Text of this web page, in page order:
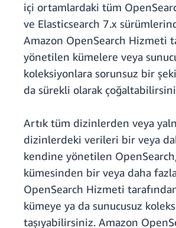
içi ortamlardaki tüm
ve Elasticsearch 7.x
Amazon OpenSearch Hizmeti
yönetilen kümelere veya
koleksiyonlara sorunsuz bir
da sürekli olarak
Artık tüm dizinlerden veya
dizinlerdeki verileri bir veya
kendine yönetilen
kümesinden bir veya daha
OpenSearch Hizmeti
kümeye ya da sunucusuz
taşıyabilirsiniz. Amazon